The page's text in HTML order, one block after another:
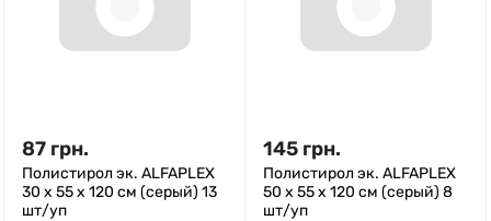
87 грн.
Полистирол эк. ALFAPLEX
30 х 55 х 120 см (серый) 13
шт/уп
145 грн.
Полистирол эк. ALFAPLEX
50 х 55 х 120 см (серый) 8
шт/уп